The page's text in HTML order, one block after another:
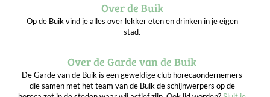
Over de Buik
Op de Buik vind je alles over lekker eten en drinken in je eigen
stad.
Over de Garde van de Buik
De Garde van de Buik is een geweldige club horecaondernemers
die samen met het team van de Buik de schijnwerpers op de